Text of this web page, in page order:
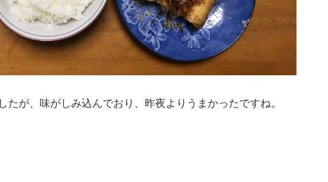
たが、味がしみ込んでおり、昨夜よりうまかったですね。